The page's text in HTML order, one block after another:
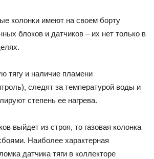
колонки имеют на своем борту
блоков и датчиков – их нет только в
тягу и наличие пламени
следят за температурой воды и
степень ее нагрева.
выйдет из строя, то газовая колонка
Наиболее характерная
датчика тяги в коллекторе